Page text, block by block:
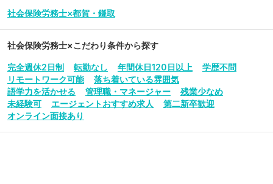
社会保険労務士×都賀・鎌取
社会保険労務士×こだわり条件から探す
完全週休2日制 転勤なし 年間休日120日以上
学歴不問
リモートワーク可能
落ち着いている雰囲気
語学力を活かせる
管理職・マネージャー
残業少なめ
未経験可
エージェントおすすめ求人
第二新卒歓迎
オンライン面接あり